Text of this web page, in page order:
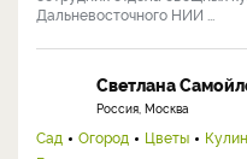
Дальневосточного НИИ ...
Светлана
Россия, Москва
Сад Огород Цветы